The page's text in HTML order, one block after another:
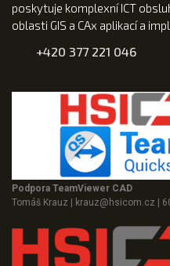
poskytuje komplexní ICT
oblasti GIS a CAx aplikací a
+420 377 221 046
Podpora TeamViewer CAD
Tomáš Krauz
krauz@hsicom.cz